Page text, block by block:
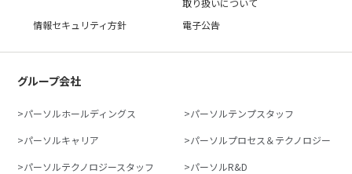
情報セキュリティ方針
電子公告
グループ会社
パーソルホールディングス
パーソルテンプスタッフ
パーソルキャリア
パーソルプロセス＆テクノロジー
パーソルテクノロジースタッフ
パーソルR&D